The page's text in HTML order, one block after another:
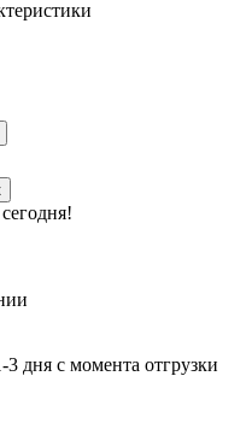
3 дня с момента отгрузки